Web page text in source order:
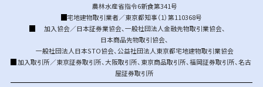
農林水産省指令6新食第341号
宅地建物取引業者／東京都知事（1）第110368号
加入協会／日本証券業協会、 一般社団法人金融先物取引業協会、
日本商品先物取引協会、
一般社団法人日本STO協会、 公益社団法人東京都宅地建物取引業協会
加入取引所／東京証券取引所、大阪取引所、 東京商品取引所、福岡証券取引所、名古
屋証券取引所